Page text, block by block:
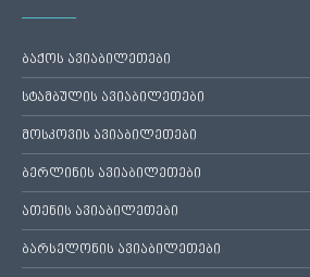
ბაქოს ავიაბილეთები
სტამბულის ავიაბილეთები
მოსკოვის ავიაბილეთები
ბერლინის ავიაბილეთები
ათენის ავიაბილეთები
ბარსელონის ავიაბილეთები